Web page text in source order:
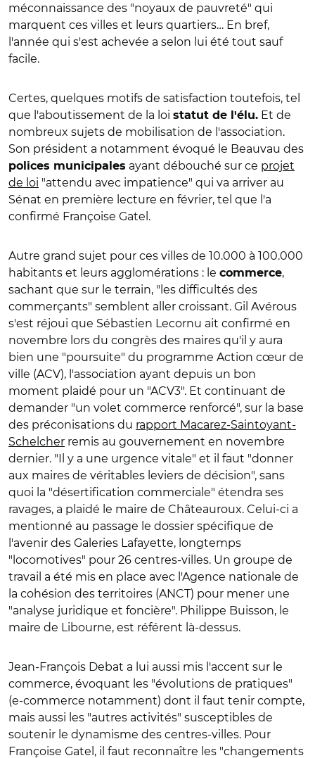
méconnaissance des "noyaux de pauvreté" qui
marquent ces villes et leurs quartiers… En bref,
l'année qui s'est achevée a selon lui été tout sauf
facile.
Certes, quelques motifs de satisfaction toutefois, tel
que l'aboutissement de la loi statut de l'élu. Et de
nombreux sujets de mobilisation de l'association.
Son président a notamment évoqué le Beauvau des
polices municipales ayant débouché sur ce projet
de loi "attendu avec impatience" qui va arriver au
Sénat en première lecture en février, tel que l'a
confirmé Françoise Gatel.
Autre grand sujet pour ces villes de 10.000 à 100.000
habitants et leurs agglomérations : le commerce,
sachant que sur le terrain, "les difficultés des
commerçants" semblent aller croissant. Gil Avérous
s'est réjoui que Sébastien Lecornu ait confirmé en
novembre lors du congrès des maires qu'il y aura
bien une "poursuite" du programme Action cœur de
ville (ACV), l'association ayant depuis un bon
moment plaidé pour un "ACV3". Et continuant de
demander "un volet commerce renforcé", sur la base
des préconisations du rapport Macarez-Saintoyant-
Schelcher remis au gouvernement en novembre
dernier. "Il y a une urgence vitale" et il faut "donner
aux maires de véritables leviers de décision", sans
quoi la "désertification commerciale" étendra ses
ravages, a plaidé le maire de Châteauroux. Celui-ci a
mentionné au passage le dossier spécifique de
l'avenir des Galeries Lafayette, longtemps
"locomotives" pour 26 centres-villes. Un groupe de
travail a été mis en place avec l'Agence nationale de
la cohésion des territoires (ANCT) pour mener une
"analyse juridique et foncière". Philippe Buisson, le
maire de Libourne, est référent là-dessus.
Jean-François Debat a lui aussi mis l'accent sur le
commerce, évoquant les "évolutions de pratiques"
(e-commerce notamment) dont il faut tenir compte,
mais aussi les "autres activités" susceptibles de
soutenir le dynamisme des centres-villes. Pour
Françoise Gatel, il faut reconnaître les "changements